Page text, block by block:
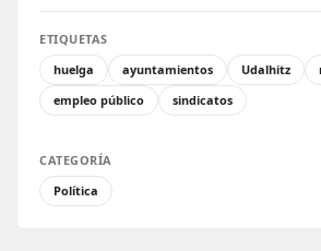
ETIQUETAS
huelga
ayuntamientos Udalhitz
empleo público
sindicatos
CATEGORÍA
Política